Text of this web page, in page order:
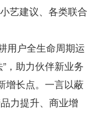
艺建议、各类联合
用户全生命周期运
，助力伙伴新业务
增长点。一言以蔽
力提升、商业增